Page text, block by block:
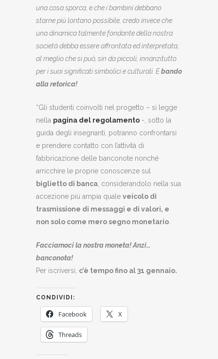
una cosa sporca, e che i bambini debbano
starne più lontano possibile, credo invece che
una dinamica talmente fondante della nostra
società debba essere affrontata ed interpretata,
al meglio che si può, sin da piccoli, innanzitutto
per i suoi significati simbolici e culturali. Ebando
alla retorica!
“Gli studenti coinvolti nel progetto – si legge
nella pagina del regolamento -, sotto la
guida degli insegnanti, potranno confrontarsi
e prendere contatto con l’attività di
fabbricazione delle banconote nonché
arricchire le proprie conoscenze sul
biglietto di banca , considerandolo nella sua
accezione più ampia quale veicolo di
trasmissione di messaggi e di valori, e
non solo come mero segno monetario
Facciamoci la nostra moneta! Anzi…
banconota!
Per iscriversi, c’è tempo fino al 31 gennaio.
CONDIVIDI:
Facebook X
Threads